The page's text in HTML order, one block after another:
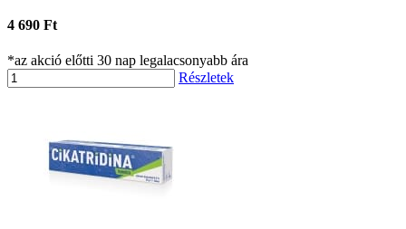
4 690 Ft
*az akció előtti 30 nap legalacsonyabb ára
Részletek